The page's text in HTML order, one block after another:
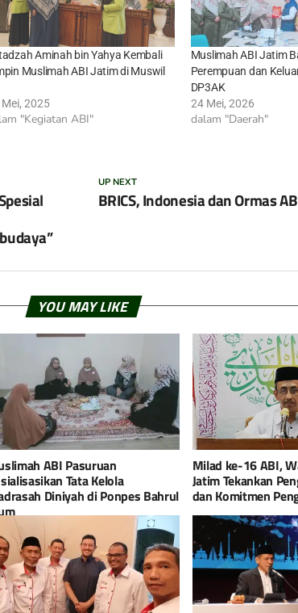
Aminah bin Yahya Kembali
Muslimah ABI Jatim di Muswil
2025
"Kegiatan ABI"
Muslimah ABI Jatim
Perempuan dan
DP3AK
24 Mei, 2026
dalam "Daerah"
UP NEXT
BRICS, Indonesia dan Ormas
YOU MAY LIKE
ABI Pasuruan
Tata Kelola
Diniyah di Ponpes Bahrul
Milad ke-16 ABI,
Jatim Tekankan
dan Komitmen